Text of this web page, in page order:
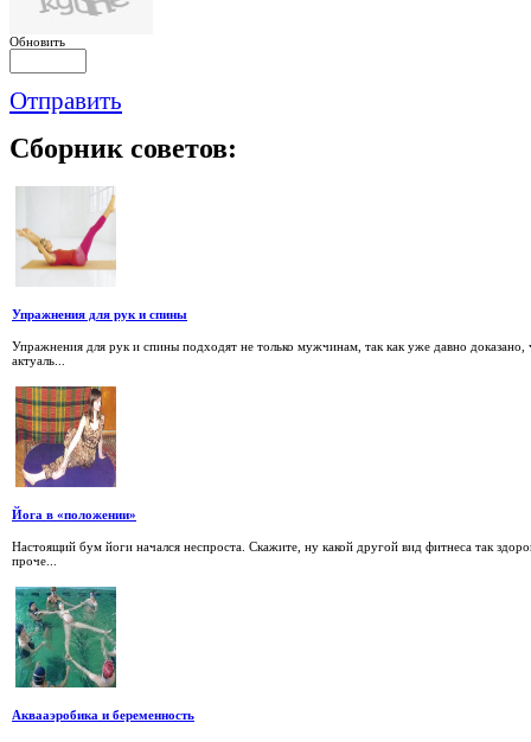
Обновить
Отправить
Сборник советов:
Упражнения для рук и спины
Упражнения для рук и спины подходят не только мужчинам, так как уже давно
актуаль...
Йога в «положении»
Настоящий бум йоги начался неспроста. Скажите, ну какой другой вид фитнеса так
проче...
Аквааэробика и беременность